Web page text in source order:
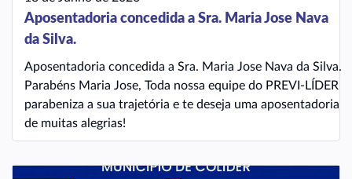
Aposentadoria concedida a Sra. Maria Jose Nava
da Silva.
Aposentadoria concedida a Sra. Maria Jose Nava da Silva.
Parabéns Maria Jose, Toda nossa equipe do PREVI-LÍDER
parabeniza a sua trajetória e te deseja uma aposentadoria
de muitas alegrias!